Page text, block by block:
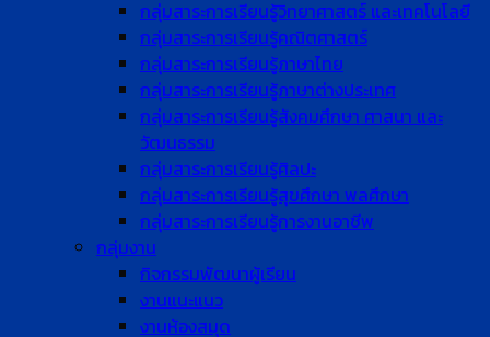
กลุ่มสาระการเรียนรู้วิทยาศาสตร์ และเทคโนโลยี
กลุ่มสาระการเรียนรู้คณิตศาสตร์
กลุ่มสาระการเรียนรู้ภาษาไทย
กลุ่มสาระการเรียนรู้ภาษาต่างประเทศ
กลุ่มสาระการเรียนรู้สังคมศึกษา ศาสนา และ
วัฒนธรรม
กลุ่มสาระการเรียนรู้ศิลปะ
กลุ่มสาระการเรียนรู้สุขศึกษา พลศึกษา
กลุ่มสาระการเรียนรู้การงานอาชีพ
กลุ่มงาน
กิจกรรมพัฒนาผู้เรียน
งานแนะแนว
งานห้องสมุด